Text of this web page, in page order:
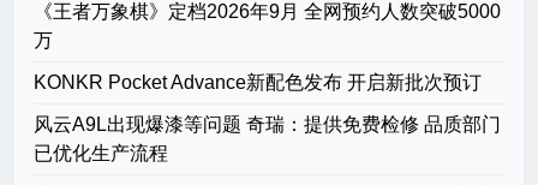
《王者万象棋》定档2026年9月 全网预约人数突破5000
万
KONKR Pocket Advance新配色发布 开启新批次预订
风云A9L出现爆漆等问题 奇瑞：提供免费检修 品质部门
已优化生产流程